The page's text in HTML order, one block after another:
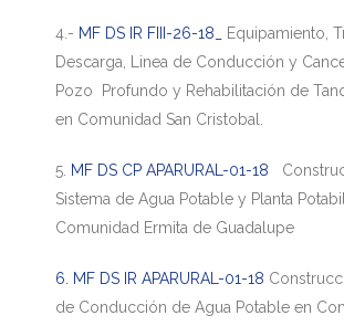
4.- MF DS IR FIII-26-18_
Equipamiento,
Descarga, Linea de Conducción y
Pozo Profundo y Rehabilitación de
en Comunidad San Cristobal.
5. MF DS CP APARURAL-01-18
Sistema de Agua Potable y Planta
Comunidad Ermita de Guadalupe
6. MF DS IR APARURAL-01-18
de Conducción de Agua Potable en